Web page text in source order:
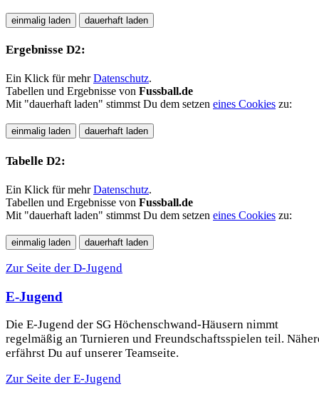
Ergebnisse D2:
Ein Klick für mehrDatenschutz.
Tabellen und Ergebnisse von Fussball.de
Mit "dauerhaft laden" stimmst Du dem setzen eines Cookies zu:
Tabelle D2:
Ein Klick für mehrDatenschutz.
Tabellen und Ergebnisse von Fussball.de
Mit "dauerhaft laden" stimmst Du dem setzen eines Cookies zu:
Zur Seite der D-Jugend
E-Jugend
Die E-Jugend der SG Höchenschwand-Häusern nimmt
regelmäßig an Turnieren und Freundschaftsspielen teil.
erfährst Du auf unserer Teamseite.
Zur Seite der E-Jugend